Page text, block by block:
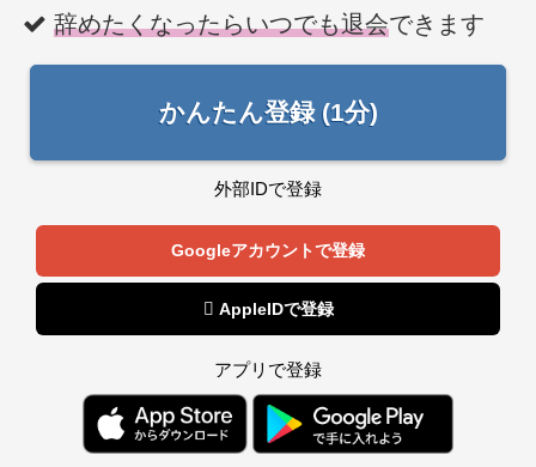
辞めたくなったらいつでも退会できます
かんたん登録 (1分)
外部IDで登録
Googleアカウントで登録
 AppleIDで登録
アプリで登録